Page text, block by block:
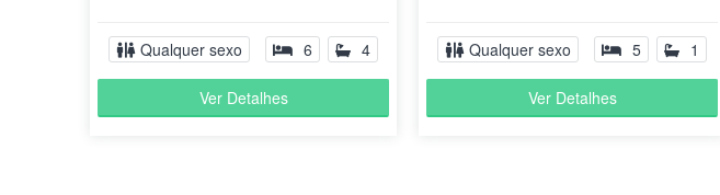
Andrada...
Qualquer sexo 6 4
Ver Detalhes
Banheir...
Qualquer sexo 5 1
Ver Detalhes